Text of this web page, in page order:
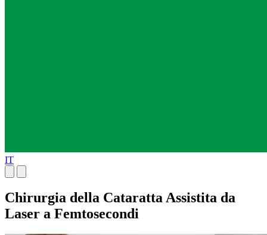
IT
Chirurgia della Cataratta Assistita da
Laser a Femtosecondi